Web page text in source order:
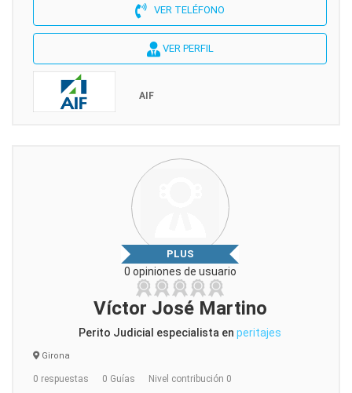
VER TELÉFONO
VER PERFIL
AIF
PLUS
0 opiniones de usuario
Víctor José Martino
Perito Judicial especialista en peritajes
Girona
0 respuestas 0 Guías Nivel contribución 0